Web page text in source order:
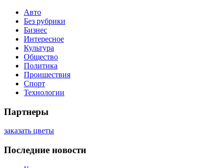
Авто
Без рубрики
Бизнес
Интересное
Культура
Общество
Политика
Проишествия
Спорт
Технологии
Партнеры
заказать цветы
Последние новости